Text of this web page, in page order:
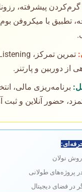
گرم‌کردن پیشرفته،
تطبیق با میکروفن
از دوربین و پارتنر.
برنامه‌ریزی مالی،
حضور آنلاین و ثبت
نولان
پروژه‌های طولانی
در فضای دیجیتال